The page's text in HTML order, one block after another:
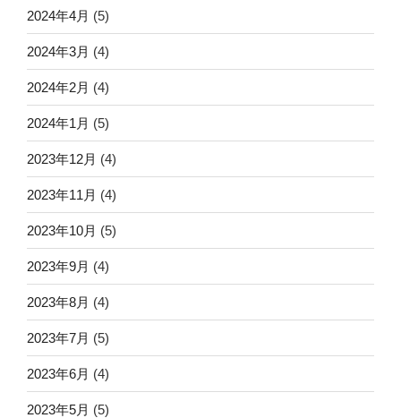
2024年4月 (5)
2024年3月 (4)
2024年2月 (4)
2024年1月 (5)
2023年12月 (4)
2023年11月 (4)
2023年10月 (5)
2023年9月 (4)
2023年8月 (4)
2023年7月 (5)
2023年6月 (4)
2023年5月 (5)